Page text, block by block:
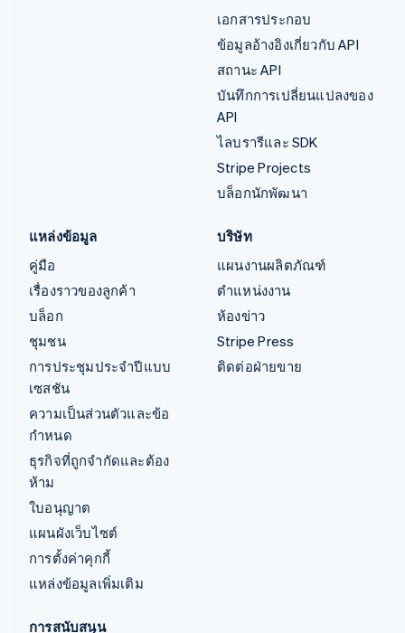
เอกสารประกอบ
ข้อมูลอ้างอิงเกี่ยวกับ API
สถานะ API
บันทึกการเปลี่ยนแปลงของ
API
ไลบรารีและ SDK
Stripe Projects
บล็อกนักพัฒนา
แหล่งข้อมูล
คู่มือ
เรื่องราวของลูกค้า
บล็อก
ชุมชน
การประชุมประจำปีแบบ
เซสชัน
ความเป็นส่วนตัวและข้อ
กำหนด
ธุรกิจที่ถูกจำกัดและต้อง
ห้าม
ใบอนุญาต
แผนผังเว็บไซต์
การตั้งค่าคุกกี้
แหล่งข้อมูลเพิ่มเติม
บริษัท
แผนงานผลิตภัณฑ์
ตำแหน่งงาน
ห้องข่าว
Stripe Press
ติดต่อฝ่ายขาย
การสนับสนุน